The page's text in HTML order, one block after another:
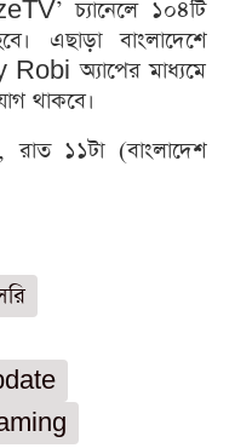
চ্যানেলে ১০৪টি
এছাড়া বাংলাদেশে
অ্যাপের মাধ্যমে
থাকবে।
১১টা (বাংলাদেশ